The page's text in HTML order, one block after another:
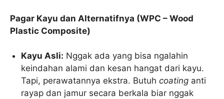
Pagar Kayu dan Alternatifnya (WPC – Wood
Plastic Composite)
Kayu Asli: Nggak ada yang bisa ngalahin
keindahan alami dan kesan hangat dari kayu.
Tapi, perawatannya ekstra. Butuhcoating anti
rayap dan jamur secara berkala biar nggak